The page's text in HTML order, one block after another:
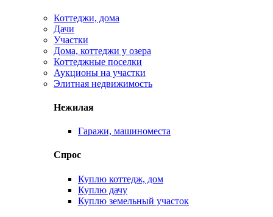
Коттеджи, дома
Дачи
Участки
Дома, коттеджи у озера
Коттеджные поселки
Аукционы на участки
Элитная недвижимость
Нежилая
Гаражи, машиноместа
Спрос
Куплю коттедж, дом
Куплю дачу
Куплю земельный участок